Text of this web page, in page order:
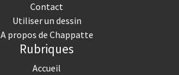
Contact
Utiliser un dessin
A propos de Chappatte
Rubriques
Accueil